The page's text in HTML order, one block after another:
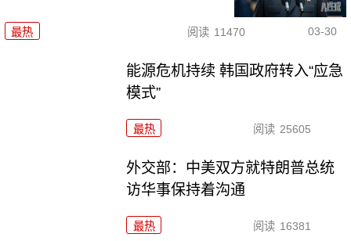
最热 阅读 11470 03-30
能源危机持续 韩国政府转入“应急
模式”
最热 阅读 25605
外交部：中美双方就特朗普总统
访华事保持着沟通
最热 阅读 16381